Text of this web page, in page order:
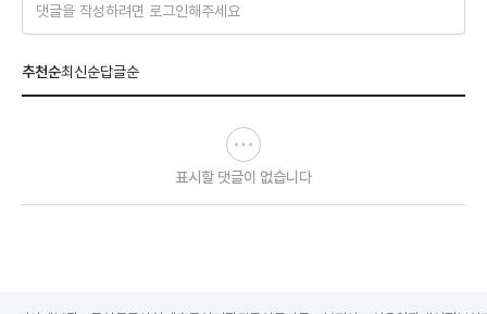
댓글을 작성하려면 로그인해주세요
추천순최신순답글순
표시할 댓글이 없습니다